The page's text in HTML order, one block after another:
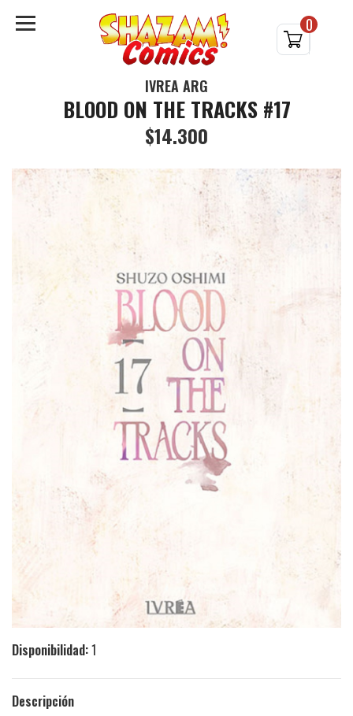
0
IVREA ARG
BLOOD ON THE TRACKS #17
$14.300
Disponibilidad:1
Descripción